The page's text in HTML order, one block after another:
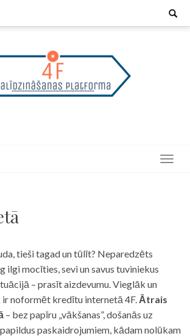
Search
tieši tagad un tūlīt? Neparedzēts
ilgi mocīties, sevi un savus tuviniekus
– prasīt aizdevumu. Vieglāk un
noformēt kredītu internetā 4F. Ātrais
– bez papīru „vākšanas”, došanās uz
paskaidrojumiem, kādam nolūkam